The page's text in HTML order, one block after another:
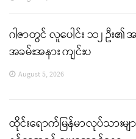
ဂါဇာတွင် လူပေါင်း ၁၁၂ ဦး
အခမ်းအနား ကျင်းပ
August 5, 2026
ထိုင်းရောက်မြန်မာလုပ်သားမျ